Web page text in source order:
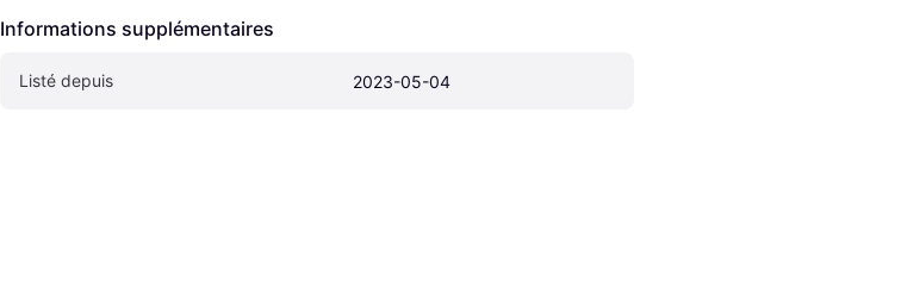
Informations supplémentaires
Listé depuis 2023-05-04